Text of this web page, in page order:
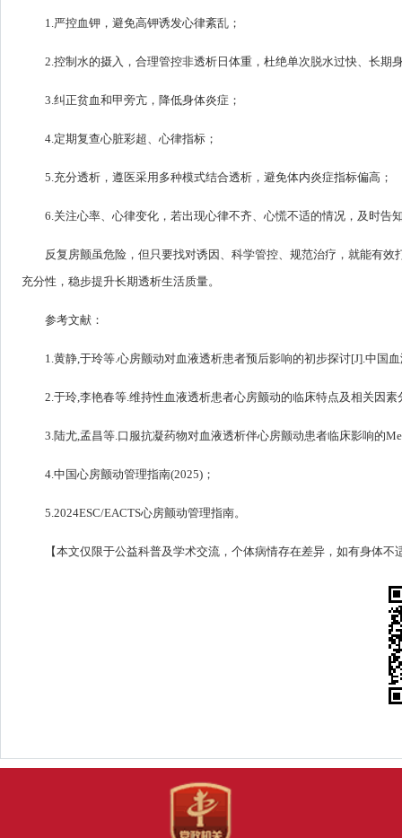
1.严控血钾，避免高钾诱发心律紊乱；
2.控制水的摄入，合理管控非透析日体重，杜绝单次脱水过快、长期
3.纠正贫血和甲旁亢，降低身体炎症；
4.定期复查心脏彩超、心律指标；
5.充分透析，遵医采用多种模式结合透析，避免体内炎症指标偏高；
6.关注心率、心律变化，若出现心律不齐、心慌不适的情况，及时告
反复房颤虽危险，但只要找对诱因、科学管控、规范治疗，就能有
充分性，稳步提升长期透析生活质量。
参考文献：
1. 黄静 于玲等. 心房颤动对血液透析患者预后影响的初步探讨[J]. 中国
2. 于玲 李艳春等. 维持性血液透析患者心房颤动的临床特点及相关因素
3. 陆尤 孟昌等.口服抗凝药物对血液透析伴心房颤动患者临床影响的
4.中国心房颤动管理指南(2025)；
5.2024ESC/EACTS心房颤动管理指南。
【本文仅限于公益科普及学术交流，个体病情存在差异，如有身体